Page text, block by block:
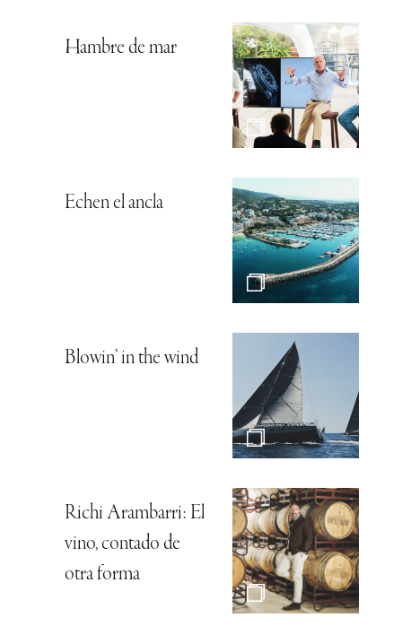
Hambre de mar
Echen el ancla
Blowin’ in the wind
Richi Arambarri: El
vino, contado de
otra forma